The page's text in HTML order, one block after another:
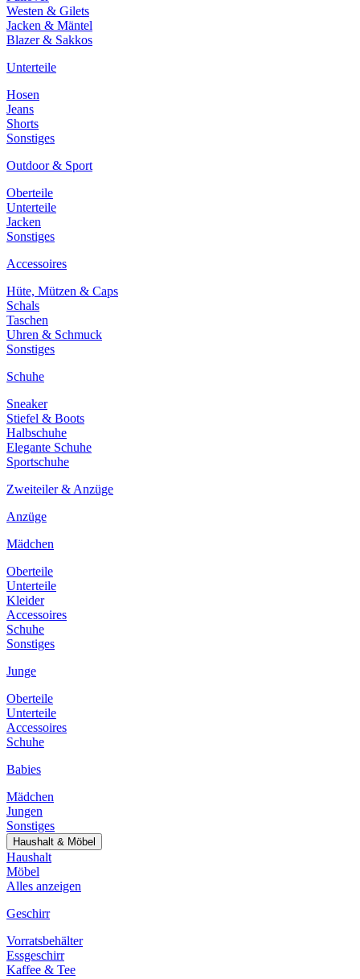
Westen & Gilets
Jacken & Mäntel
Blazer & Sakkos
Unterteile
Hosen
Jeans
Shorts
Sonstiges
Outdoor & Sport
Oberteile
Unterteile
Jacken
Sonstiges
Accessoires
Hüte, Mützen & Caps
Schals
Taschen
Uhren & Schmuck
Sonstiges
Schuhe
Sneaker
Stiefel & Boots
Halbschuhe
Elegante Schuhe
Sportschuhe
Zweiteiler & Anzüge
Anzüge
Mädchen
Oberteile
Unterteile
Kleider
Accessoires
Schuhe
Sonstiges
Junge
Oberteile
Unterteile
Accessoires
Schuhe
Babies
Mädchen
Jungen
Sonstiges
Haushalt & Möbel
Haushalt
Möbel
Alles anzeigen
Geschirr
Vorratsbehälter
Essgeschirr
Kaffee & Tee